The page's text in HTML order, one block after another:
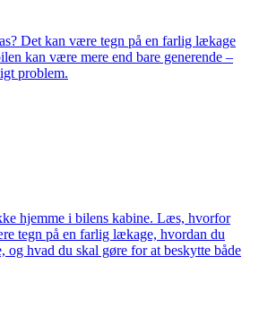
Det kan være tegn på en farlig lækage
kan være mere end bare generende –
problem.
hjemme i bilens kabine. Læs, hvorfor
tegn på en farlig lækage, hvordan du
og hvad du skal gøre for at beskytte både